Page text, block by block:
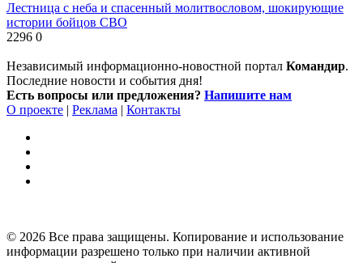
Лестница с неба и спасенный молитвословом, шокирующие
истории бойцов СВО
2296 0
Независимый информационно-новостной портал Командир.
Последние новости и события дня!
Есть вопросы или предложения? Напишите нам
О проекте | Реклама | Контакты
© 2026 Все права защищены. Копирование и использование
информации разрешено только при наличии активной